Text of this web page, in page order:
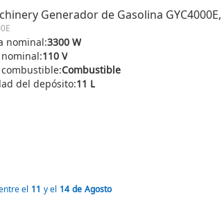
Generador de Gasolina
nominal:3300 W
110 V
Combustible
del depósito:11 L
el 11 y el 14 de Agosto